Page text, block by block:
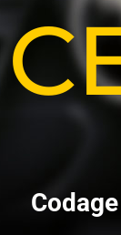
Codage